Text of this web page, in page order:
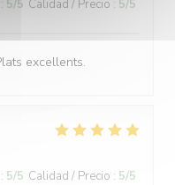
: 5/5 Calidad / Precio : 5/5
excellents.
: 5/5 Calidad / Precio : 5/5